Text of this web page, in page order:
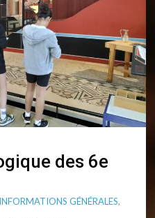
des 6e
INFORMATIONS GÉNÉRALES,